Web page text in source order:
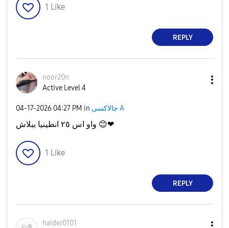
1 Like
REPLY
noor20n
Active Level 4
‎04-17-2026 04:27 PM in جالاكسى A
😊❤
1 Like
REPLY
haider0101